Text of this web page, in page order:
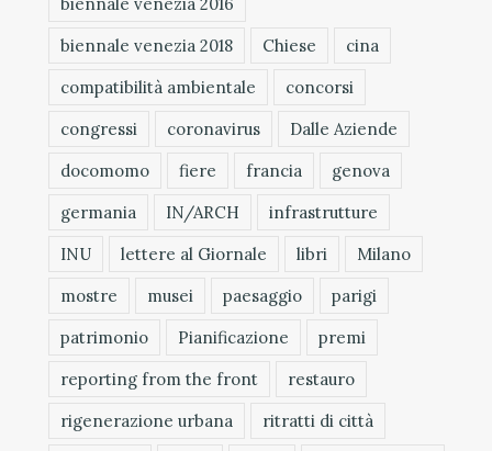
biennale venezia 2018
Chiese
cina
compatibilità ambientale
concorsi
congressi
coronavirus
Dalle Aziende
docomomo
fiere francia
genova
germania
IN/ARCH
infrastrutture
INU
lettere al Giornale libri
Milano
mostre
musei paesaggio
parigi
patrimonio
Pianificazione
premi
reporting from the front
restauro
rigenerazione urbana
ritratti di città